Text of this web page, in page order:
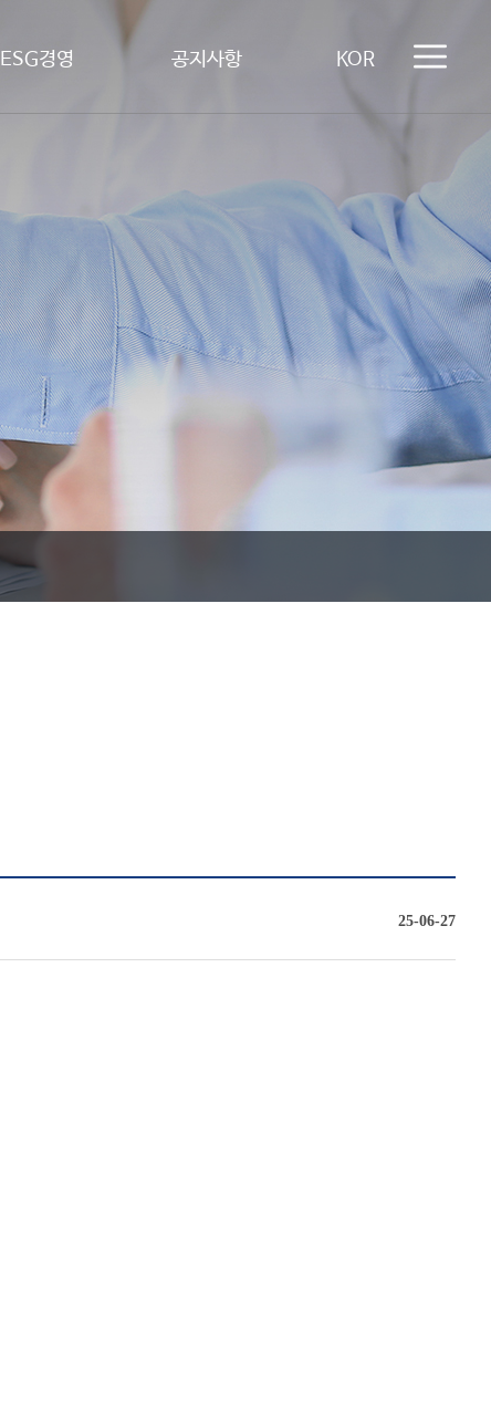
ESG경영 공지사항 KOR
25-06-27